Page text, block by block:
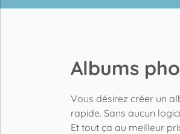
Albums
Vous désirez créer un
rapide. Sans aucun
Et tout ça au meilleur